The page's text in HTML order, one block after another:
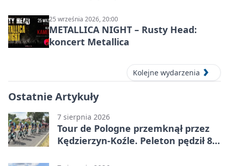
25 września 2026, 20:00
METALLICA NIGHT – Rusty Head:
koncert Metallica
Kolejne wydarzenia
Ostatnie Artykuły
7 sierpnia 2026
Tour de Pologne przemknął przez
Kędzierzyn-Koźle. Peleton pędził 80